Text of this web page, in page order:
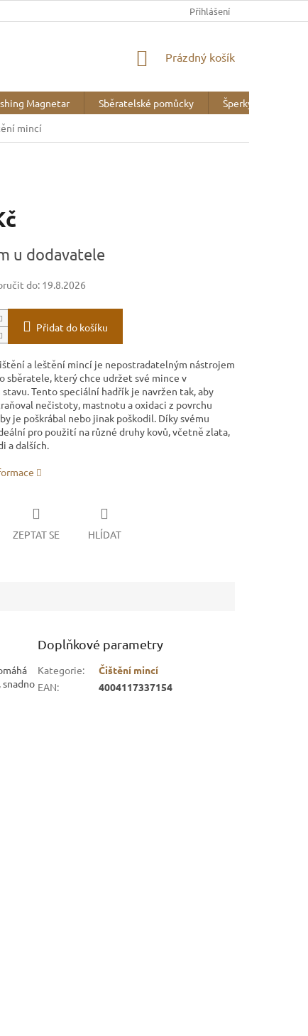
MINERALOGICKÉ WEBY
Přihlášení
NÁKUPNÍ
Prázdný košík
Magnetar Sběratelské pomůcky Šperky
mincí
u dodavatele
do: 19.8.2026
Přidat do košíku
a leštění mincí je nepostradatelným nástrojem
sběratele, který chce udržet své mince v
Tento speciální hadřík je navržen tak, aby
nečistoty, mastnotu a oxidaci z povrchu
je poškrábal nebo jinak poškodil. Díky svému
pro použití na různé druhy kovů, včetně zlata,
a dalších.
ZEPTAT SE HLÍDAT
Doplňkové parametry
Kategorie:
Čištění mincí
EAN: 4004117337154